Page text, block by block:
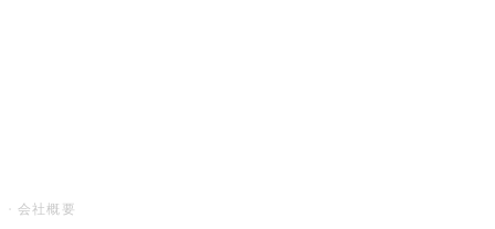
会社概要